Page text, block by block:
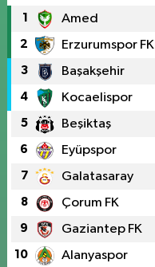
1 Amed
2 Erzurumspor FK
3 Başakşehir
4 Kocaelispor
5 Beşiktaş
6 Eyüpspor
7 Galatasaray
8 Çorum FK
9 Gaziantep FK
10 Alanyaspor